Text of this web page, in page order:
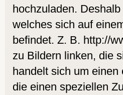
hochzuladen.
welches sich auf
befindet. Z. B. http://
zu Bildern linken, die
handelt sich um
die einen speziellen